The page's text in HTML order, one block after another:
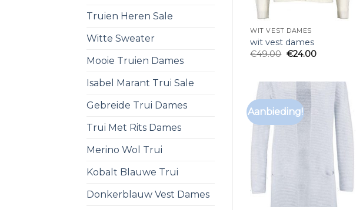
Truien Heren Sale
Witte Sweater
Mooie Truien Dames
Isabel Marant Trui Sale
Gebreide Trui Dames
Trui Met Rits Dames
Merino Wol Trui
Kobalt Blauwe Trui
Donkerblauw Vest Dames
WIT VEST DAMES
wit vest dames
€49.00 €24.00
Aanbieding!